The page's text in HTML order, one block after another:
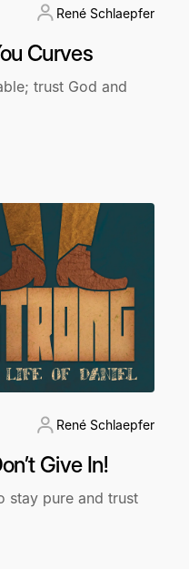
René Schlaepfer
Curves
trust God and
René Schlaepfer
Give In!
stay pure and trust